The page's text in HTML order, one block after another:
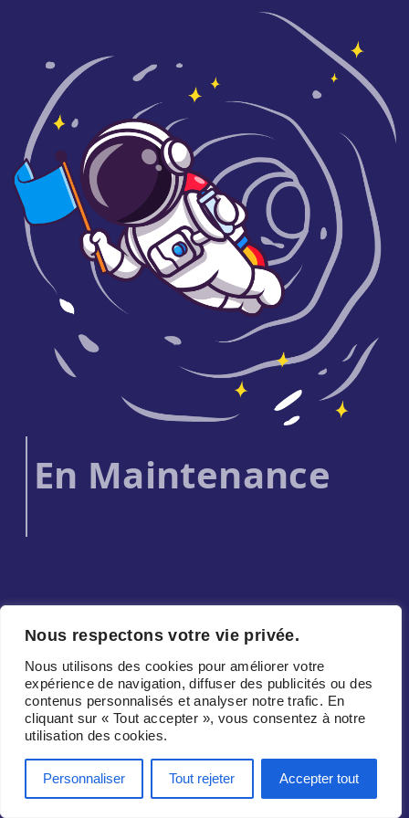
Nous respectons votre vie privée.
Nous utilisons des cookies pour améliorer votre
expérience de navigation, diffuser des publicités ou des
contenus personnalisés et analyser notre trafic. En
cliquant sur « Tout accepter », vous consentez à notre
utilisation des cookies.
Personnaliser Tout rejeter Accepter tout
En Maintenance